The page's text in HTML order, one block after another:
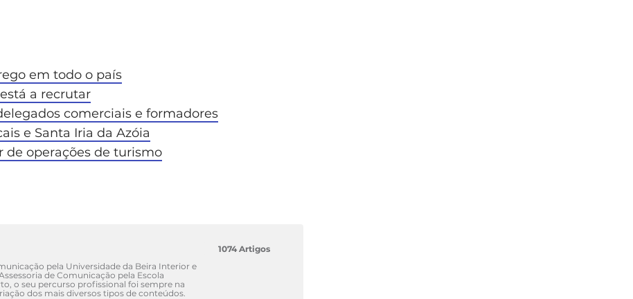
em todo o país
a recrutar
comerciais e formadores
e Santa Iria da Azóia
de operações de turismo
pela Universidade da Beira Interior e
de Comunicação pela Escola
o seu percurso profissional foi sempre na
dos mais diversos tipos de conteúdos.
1074 Artigos